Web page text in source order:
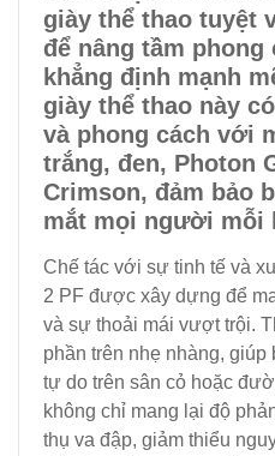
giày thể thao tuyệt
để nâng tầm phong
khẳng định mạnh
giày thể thao này
và phong cách với
trắng, đen, Photon
Crimson, đảm bảo
mắt mọi người mỗi
Chế tác với sự tinh tế và
2 PF được xây dựng để
và sự thoải mái vượt trội.
phần trên nhẹ nhàng, giúp
tự do trên sân cỏ hoặc
không chỉ mang lại độ
thụ va đập, giảm thiểu